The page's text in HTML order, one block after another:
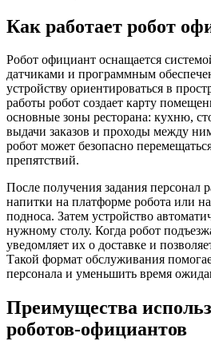
Как работает робот
Робот официант оснащается
датчиками и программным
устройству ориентироваться в
работы робот создает карту
основные зоны ресторана: кухню,
выдачи заказов и проходы между
робот может безопасно
препятствий.
После получения задания персонал
напитки на платформе робота или
подноса. Затем устройство
нужному столу. Когда робот
уведомляет их о доставке и
Такой формат обслуживания
персонала и уменьшить время
Преимущества
роботов-официантов